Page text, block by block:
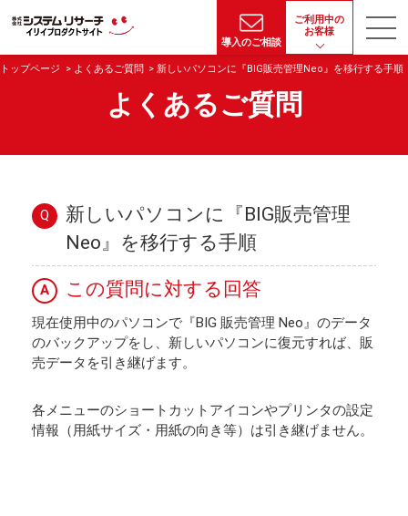
導入のご相談
ご利用中の
お客様
トップページ よくあるご質問 新しいパソコンに『BIG販売管理Neo』を移行する手順
よくあるご質問
Q
新しいパソコンに『BIG販売管理
Neo』を移行する手順
A この質問に対する回答
現在使用中のパソコンで『BIG 販売管理 Neo』のデータ
のバックアップをし、新しいパソコンに復元すれば、販
売データを引き継げます。
各メニューのショートカットアイコンやプリンタの設定
情報（用紙サイズ・用紙の向き等）は引き継げません。